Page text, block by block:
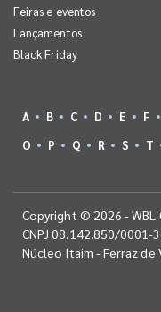
Feiras e eventos
Lançamentos
Black Friday
A B C D E F
O
P Q R S T
Copyright © 2026 - WBL
CNPJ 08.142.850/0001-
Núcleo Itaim - Ferraz de